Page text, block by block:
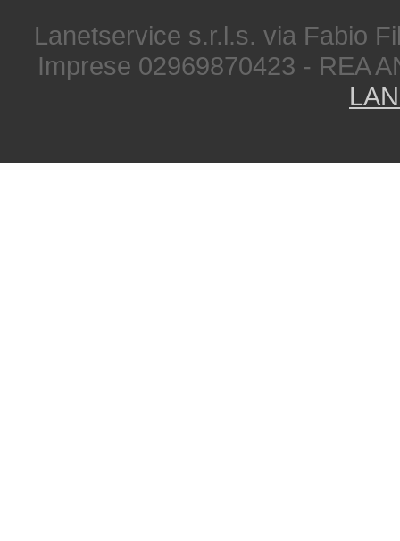
Lanetservice s.r.l.s. via Fabio
Imprese 02969870423 - REA